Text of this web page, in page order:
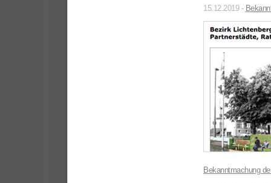
15.12.2019 -
Bekanntmachung